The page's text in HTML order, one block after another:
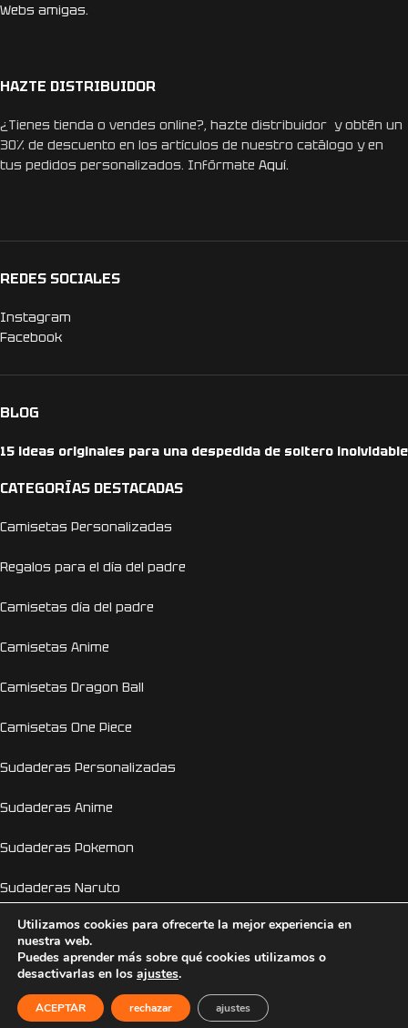
Webs amigas.
HAZTE DISTRIBUIDOR
¿Tienes tienda o vendes online?, hazte distribuidor y obtén un
30% de descuento en los artículos de nuestro catálogo y en
tus pedidos personalizados. Infórmate Aquí.
REDES SOCIALES
Instagram
Facebook
BLOG
15 ideas originales para una despedida de soltero inolvidable
CATEGORÍAS DESTACADAS
Camisetas Personalizadas
Regalos para el día del padre
Camisetas día del padre
Camisetas Anime
Camisetas Dragon Ball
Camisetas One Piece
Sudaderas Personalizadas
Sudaderas Anime
Sudaderas Pokemon
Sudaderas Naruto
Personalizador Online
Camisetas despedida de soltera y soltero
Utilizamos cookies para ofrecerte la mejor experiencia en
nuestra web.
Puedes aprender más sobre qué cookies utilizamos o
desactivarlas en los ajustes.
ACEPTAR rechazar ajustes